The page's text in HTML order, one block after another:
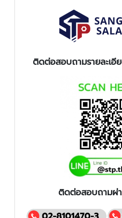
ติดต่อสอบถามรายละเอี
ติดต่อสอบถามผ่า